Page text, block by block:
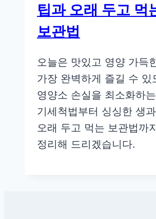
팁과 오래 두고 먹
보관법
오늘은 맛있고 영양 가득
가장 완벽하게 즐길 수 있
영양소 손실을 최소화하
기세척법부터 싱싱한 생
오래 두고 먹는 보관법까
정리해 드리겠습니다.